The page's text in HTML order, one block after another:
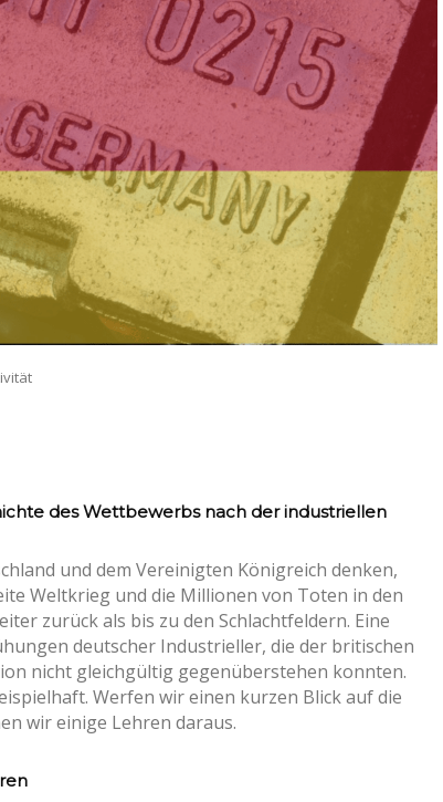
des Wettbewerbs nach der industriellen
und dem Vereinigten Königreich denken,
Weltkrieg und die Millionen von Toten in den
zurück als bis zu den Schlachtfeldern. Eine
deutscher Industrieller, die der britischen
nicht gleichgültig gegenüberstehen konnten.
Werfen wir einen kurzen Blick auf die
wir einige Lehren daraus.